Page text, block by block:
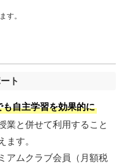
す。
ト
自主学習を効果的に
業と併せて利用すること
ます。
アムクラブ会員（月額税